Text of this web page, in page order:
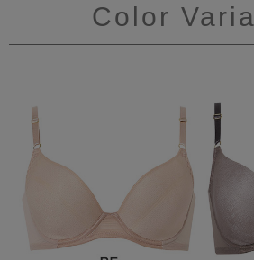
Color